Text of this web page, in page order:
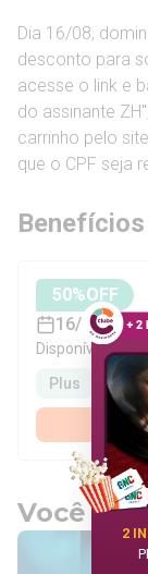
Dia 16/08,
desconto para
acesse o link e
do assinante
carrinho pelo
que o CPF seja
Benefícios
50%OFF
16/08/2026
Disponível para
Plus
Você